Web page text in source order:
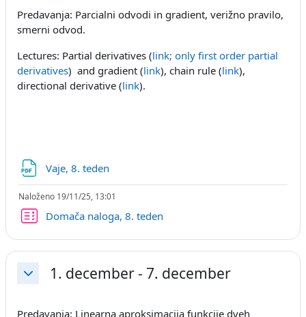
Predavanja: Parcialni odvodi in gradient, verižno pravilo,
smerni odvod.
Lectures: Partial derivatives (link; only first order partial
derivatives) and gradient (link), chain rule (link),
directional derivative (link).
Vaje, 8. teden
Naloženo 19/11/25, 13:01
Domača naloga, 8. tedenKviz
Skrči 1. december - 7. december
Predavanja: Linearna aproksimacija funkcije dveh